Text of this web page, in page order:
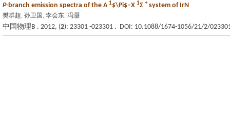
P-branch emission spectra of the A 1$\Pi$–X 1Σ + system of IrN
樊群超, 孙卫国, 李会东, 冯灏
中国物理B . 2012, (2): 23301 -023301 . DOI: 10.1088/1674-1056/21/2/